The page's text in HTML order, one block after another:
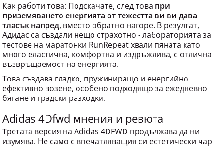
Как работи това: Подскачате, след това при
приземяването енергията от тежестта ви ви дава
тласък напред, вместо обратно нагоре. В резултат,
Адидас са създали нещо страхотно - лабораторията за
тестове на маратонки RunRepeat хвали пяната като
много еластична, комфортна и издръжлива, с отлична
възвръщаемост на енергията.
Това създава гладко, пружиниращо и енергийно
ефективно возене, особено подходящо за ежедневно
бягане и градски разходки.
Adidas 4Dfwd мнения и ревюта
Третата версия на Adidas 4DFWD продължава да ни
изумява. Не само с впечатляващия си естетически чар